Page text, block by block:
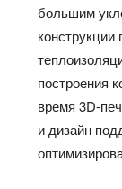
большим
построения
время 3D-
и дизайн